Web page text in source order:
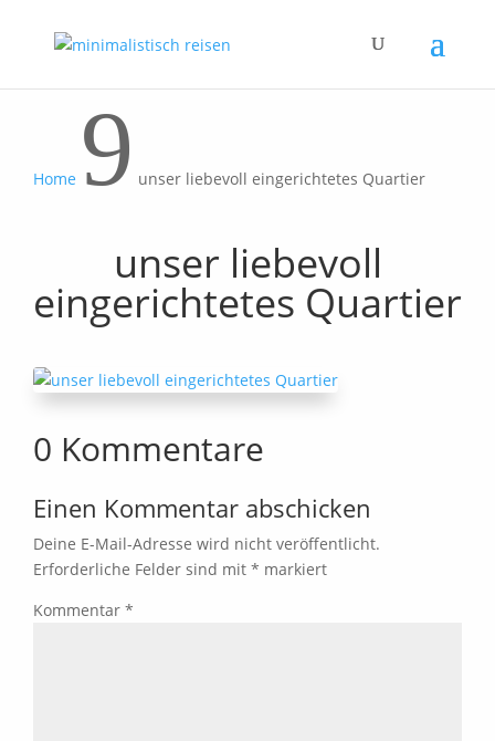
Home 9 unser liebevoll eingerichtetes Quartier
unser liebevoll
eingerichtetes Quartier
0 Kommentare
Einen Kommentar abschicken
Deine E-Mail-Adresse wird nicht veröffentlicht.
Erforderliche Felder sind mit * markiert
Kommentar *